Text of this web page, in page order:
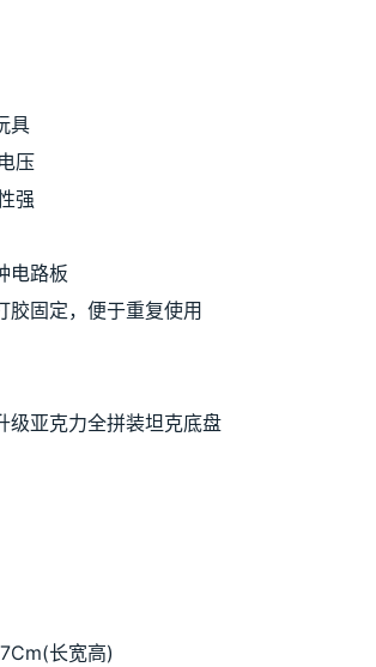
具
压
强
电路板
胶固定，便于重复使用
级亚克力全拼装坦克底盘
长宽高)